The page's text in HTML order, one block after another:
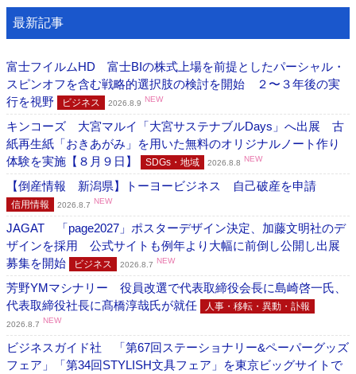
最新記事
富士フイルムHD 富士BIの株式上場を前提としたパーシャル・
スピンオフを含む戦略的選択肢の検討を開始 ２〜３年後の実
行を視野
ビジネス 2026.8.9 NEW
キンコーズ 大宮マルイ「大宮サステナブルDays」へ出展 古
紙再生紙「おきあがみ」を用いた無料のオリジナルノート作り
体験を実施【８月９日】
SDGs・地域 2026.8.8 NEW
【倒産情報 新潟県】トーヨービジネス 自己破産を申請
信用情報 2026.8.7 NEW
JAGAT 「page2027」ポスターデザイン決定、加藤文明社のデ
ザインを採用 公式サイトも例年より大幅に前倒し公開し出展
募集を開始
ビジネス 2026.8.7 NEW
芳野YMマシナリー 役員改選で代表取締役会長に島崎啓一氏、
代表取締役社長に髙橋淳哉氏が就任
人事・移転・異動・訃報
2026.8.7 NEW
ビジネスガイド社 「第67回ステーショナリー&ペーパーグッズ
フェア」「第34回STYLISH文具フェア」を東京ビッグサイトで